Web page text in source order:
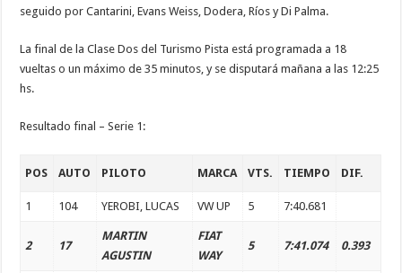
seguido por Cantarini, Evans Weiss, Dodera, Ríos y Di Palma.
La final de la Clase Dos del Turismo Pista está programada a 18
vueltas o un máximo de 35 minutos, y se disputará mañana a las 12:25
hs.
Resultado final – Serie 1:
POS AUTO PILOTO MARCA VTS. TIEMPO DIF.
1 104 YEROBI, LUCAS VW UP 5 7:40.681
2 17
MARTIN
AGUSTIN
FIAT
WAY
5 7:41.074 0.393